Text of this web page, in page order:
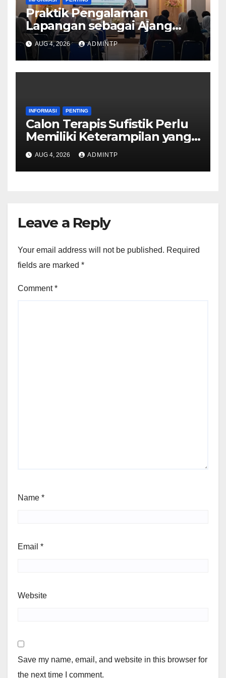
Praktik Pengalaman
Lapangan sebagai Ajang
Mengasah Keterampilan
AUG 4, 2026 ADMINTP
INFORMASI PENTING
Calon Terapis Sufistik Perlu
Memiliki Keterampilan yang
Memadai
AUG 4, 2026 ADMINTP
Leave a Reply
Your email address will not be published. Required
fields are marked *
Comment*
Name *
Email *
Website
Save my name, email, and website in this browser for
the next time I comment.